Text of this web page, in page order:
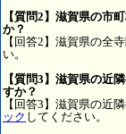
【質問2】滋賀県の市
か？
【回答2】滋賀県の全
い。
【質問3】滋賀県の近
すか？
【回答3】滋賀県の近
ック してください。